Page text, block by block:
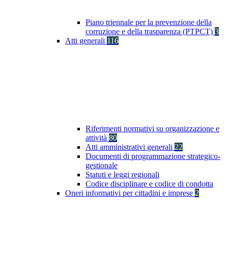
Piano triennale per la prevenzione della
corruzione e della trasparenza (PTPCT) 3
Atti generali 116
Riferimenti normativi su organizzazione e
attività 80
Atti amministrativi generali 22
Documenti di programmazione strategico-
gestionale
Statuti e leggi regionali
Codice disciplinare e codice di condotta
Oneri informativi per cittadini e imprese 2